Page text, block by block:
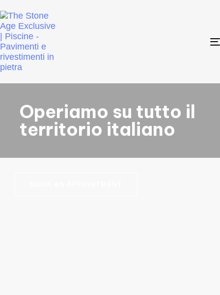
Operiamo su tutto il
territorio italiano